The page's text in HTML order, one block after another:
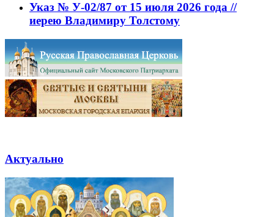
Указ № У-02/87 от 15 июля 2026 года //
иерею Владимиру Толстому
Актуально